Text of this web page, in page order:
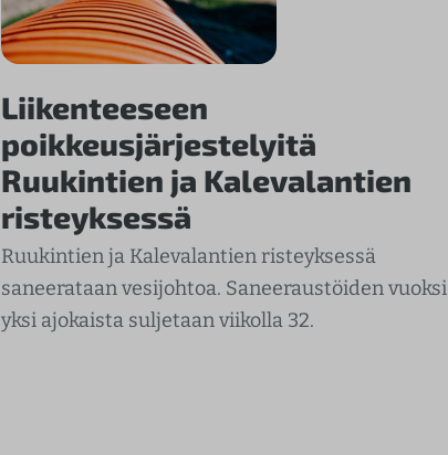
Liikenteeseen
poikkeusjärjestelyitä
Ruukintien ja Kalevalantien
risteyksessä
Ruukintien ja Kalevalantien risteyksessä
saneerataan vesijohtoa. Saneeraustöiden vuoksi
yksi ajokaista suljetaan viikolla 32.